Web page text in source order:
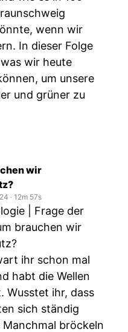
wenn wir
In dieser Folge
wir heute
um unsere
und grüner zu
wir
‧ 12m 57s
| Frage der
brauchen wir
ihr schon mal
habt die Wellen
Wusstet ihr, dass
sich ständig
bröckeln